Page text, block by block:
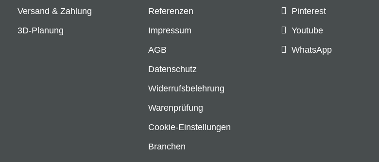
Pinterest
Youtube
WhatsApp
Versand & Zahlung
3D-Planung
Referenzen
Impressum
AGB
Datenschutz
Widerrufsbelehrung
Warenprüfung
Cookie-Einstellungen
Branchen